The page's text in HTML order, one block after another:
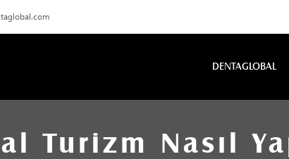
DENTAGLOBAL
Turizm Nasıl